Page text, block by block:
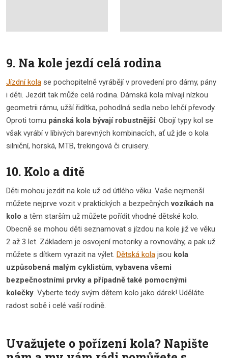
9. Na kole jezdí celá rodina
Jízdní kola se pochopitelně vyrábějí v provedení pro dámy, pány
i děti. Jezdit tak může celá rodina. Dámská kola mívají nízkou
geometrii rámu, užší řidítka, pohodlná sedla nebo lehčí převody.
Oproti tomu pánská kola bývají robustnější. Obojí typy kol se
však vyrábí v líbivých barevných kombinacích, ať už jde o kola
silniční, horská, MTB, trekingová či cruisery.
10. Kolo a dítě
Děti mohou jezdit na kole už od útlého věku. Vaše nejmenší
můžete nejprve vozit v praktických a bezpečnýchvozíkách na
kolo a těm starším už můžete pořídit vhodné dětské kolo.
Obecně se mohou děti seznamovat s jízdou na kole již ve věku
2 až 3 let. Základem je osvojení motoriky a rovnováhy, a pak už
můžete s dítkem vyrazit na výlet. Dětská kola jsou kola
uzpůsobená malým cyklistům,vybavena všemi
bezpečnostními prvky a případně také pomocnými
kolečky. Vyberte tedy svým dětem kolo jako dárek! Uděláte
radost sobě i celé vaší rodině.
Uvažujete o pořízení kola? Napište